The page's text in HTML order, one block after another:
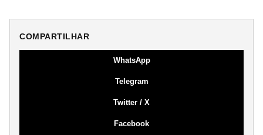
COMPARTILHAR
WhatsApp
Telegram
Twitter / X
Facebook